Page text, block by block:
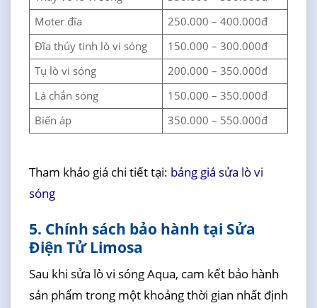
Moter đĩa
250.000 – 400.000đ
Đĩa thủy tinh lò vi sóng
150.000 – 300.000đ
Tụ lò vi sóng
200.000 – 350.000đ
Lá chắn sóng
150.000 – 350.000đ
Biến áp
350.000 – 550.000đ
Tham khảo giá chi tiết tại: bảng giá sửa lò vi
sóng
5. Chính sách bảo hành tại Sửa
Điện Tử Limosa
Sau khi sửa lò vi sóng Aqua, cam kết bảo hành
sản phẩm trong một khoảng thời gian nhất định